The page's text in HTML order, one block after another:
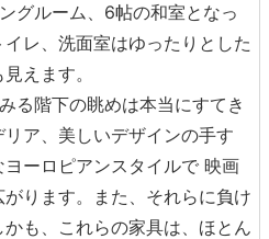
グルーム、6帖の和室となっ
レ、洗面室はゆったりとした
えます。
る階下の眺めは本当にすてき
ア、美しいデザインの手す
ーロピアンスタイルで 映画
ります。また、それらに負け
も、これらの家具は、ほとん